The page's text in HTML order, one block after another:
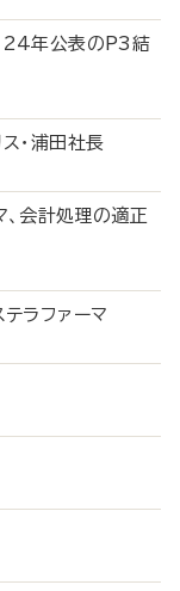
24年公表のP3結
・浦田社長
会計処理の適正
ラファーマ